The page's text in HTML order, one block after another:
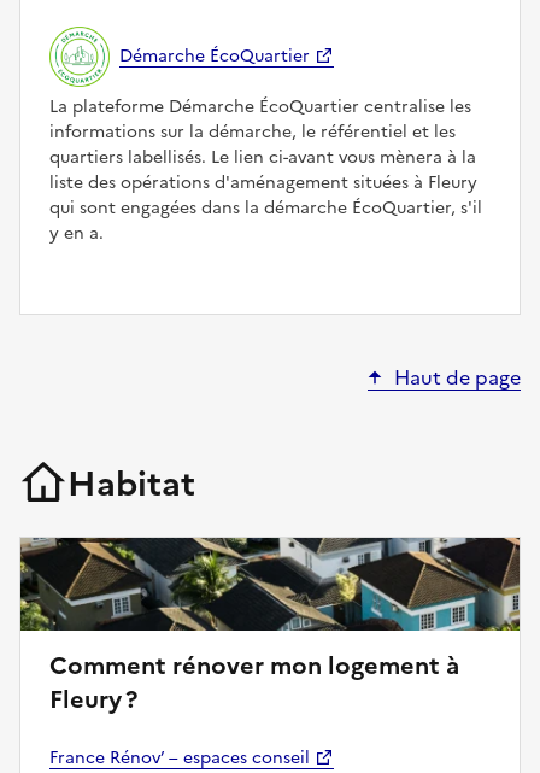
Démarche ÉcoQuartier
La plateforme Démarche ÉcoQuartier centralise les
informations sur la démarche, le référentiel et les
quartiers labellisés. Le lien ci-avant vous mènera à la
liste des opérations d'aménagement situées à Fleury
qui sont engagées dans la démarche ÉcoQuartier, s'il
y en a.
Haut de page
Habitat
Comment rénover mon logement à
Fleury ?
France Rénov’ – espaces conseil